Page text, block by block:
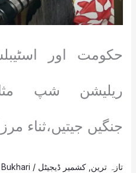
حکومت اور
ریلیشن شپ
جنگیں جیتیں،ثناء
تازہ ترین کشمیر ڈیجیٹل /
Bukhari